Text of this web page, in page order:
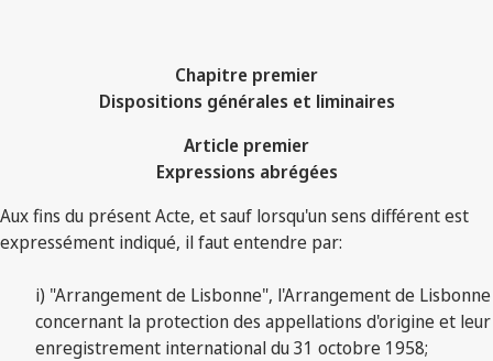
Chapitre premier
Dispositions générales et liminaires
Article premier
Expressions abrégées
Aux fins du présent Acte, et sauf lorsqu'un sens différent est
expressément indiqué, il faut entendre par:
i) "Arrangement de Lisbonne", l'Arrangement de Lisbonne
concernant la protection des appellations d'origine et leur
enregistrement international du 31 octobre 1958;